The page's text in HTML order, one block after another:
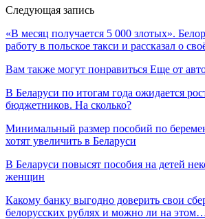
Следующая запись
«В месяц получается 5 000 злотых».
работу в польское такси и рассказал о
Вам также могут понравиться Еще от
В Беларуси по итогам года ожидается
бюджетников. На сколько?
Минимальный размер пособий по
хотят увеличить в Беларуси
В Беларуси повысят пособия на детей
женщин
Какому банку выгодно доверить свои
белорусских рублях и можно ли на